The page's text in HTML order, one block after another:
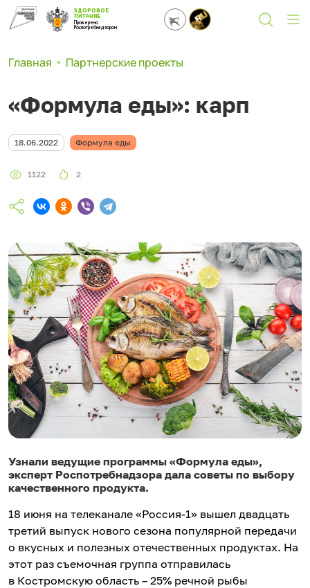
ЗДОРОВОЕ
ПИТАНИЕ
Проверено
Роспотребнадзором
Главная Партнерские проекты
«Формула еды»: карп
18.06.2022 Формула еды
1122 2
Узнали ведущие программы «Формула еды»,
эксперт Роспотребнадзора дала советы по выбору
качественного продукта.
18 июня на телеканале «Россия-1» вышел двадцать
третий выпуск нового сезона популярной передачи
о вкусных и полезных отечественных продуктах. На
этот раз съемочная группа отправилась
в Костромскую область – 25% речной рыбы